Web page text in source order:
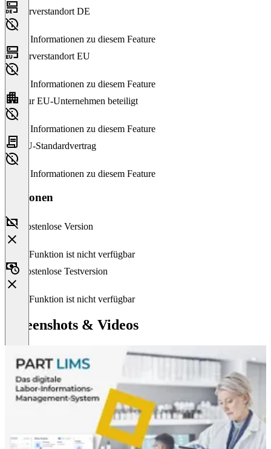
Serverstandort DE
Keine Informationen zu diesem Feature
Serverstandort EU
Keine Informationen zu diesem Feature
Nur EU-Unternehmen beteiligt
Keine Informationen zu diesem Feature
EU-Standardvertrag
Keine Informationen zu diesem Feature
Versionen
Kostenlose Version
Diese Funktion ist nicht verfügbar
Kostenlose Testversion
Diese Funktion ist nicht verfügbar
Screenshots & Videos